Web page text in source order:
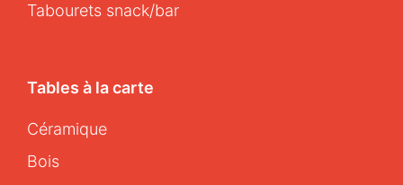
Tabourets snack/bar
Tables à la carte
Céramique
Bois